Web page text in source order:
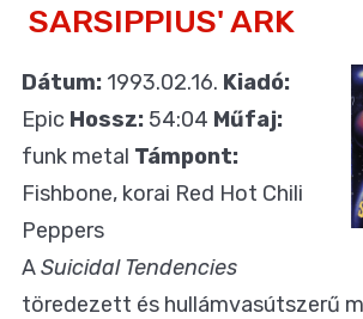
SARSIPPIUS' ARK
Dátum: 1993.02.16. Kiadó:
Epic Hossz: 54:04 Műfaj:
funk metal Támpont:
Fishbone, korai Red Hot Chili
Peppers
ASuicidal Tendencies
töredezett és hullámvasútszerű